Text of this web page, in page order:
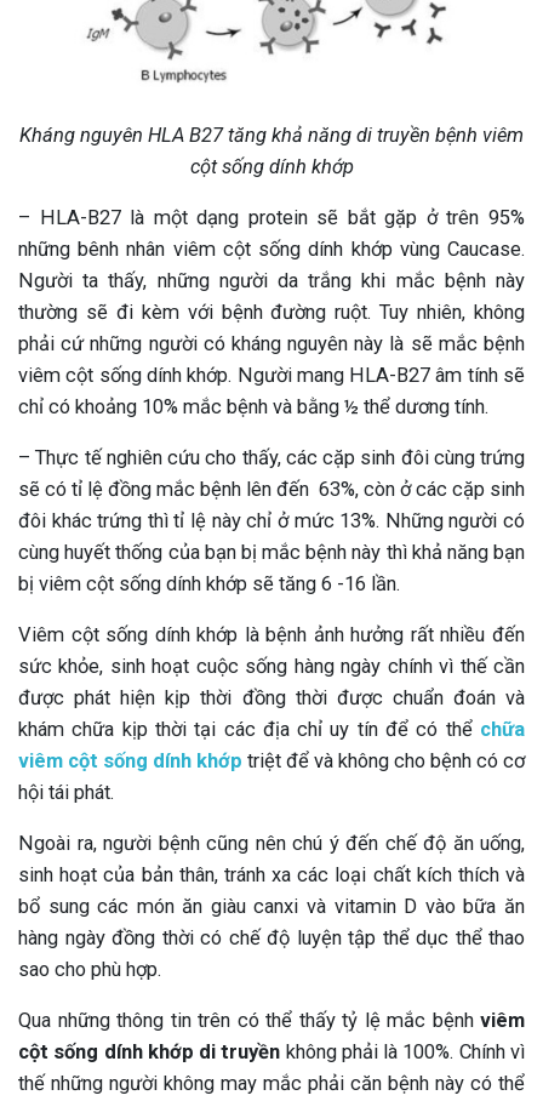
Kháng nguyên HLA B27 tăng khả năng di truyền bệnh viêm
cột sống dính khớp
– HLA-B27 là một dạng protein sẽ bắt gặp ở trên 95%
những bênh nhân viêm cột sống dính khớp vùng Caucase.
Người ta thấy, những người da trắng khi mắc bệnh này
thường sẽ đi kèm với bệnh đường ruột. Tuy nhiên, không
phải cứ những người có kháng nguyên này là sẽ mắc bệnh
viêm cột sống dính khớp. Người mang HLA-B27 âm tính sẽ
chỉ có khoảng 10% mắc bệnh và bằng ½ thể dương tính.
– Thực tế nghiên cứu cho thấy, các cặp sinh đôi cùng trứng
sẽ có tỉ lệ đồng mắc bệnh lên đến 63%, còn ở các cặp sinh
đôi khác trứng thì tỉ lệ này chỉ ở mức 13%. Những người có
cùng huyết thống của bạn bị mắc bệnh này thì khả năng bạn
bị viêm cột sống dính khớp sẽ tăng 6 -16 lần.
Viêm cột sống dính khớp là bệnh ảnh hưởng rất nhiều đến
sức khỏe, sinh hoạt cuộc sống hàng ngày chính vì thế cần
được phát hiện kịp thời đồng thời được chuẩn đoán và
khám chữa kịp thời tại các địa chỉ uy tín để có thể chữa
viêm cột sống dính khớp triệt để và không cho bệnh có cơ
hội tái phát.
Ngoài ra, người bệnh cũng nên chú ý đến chế độ ăn uống,
sinh hoạt của bản thân, tránh xa các loại chất kích thích và
bổ sung các món ăn giàu canxi và vitamin D vào bữa ăn
hàng ngày đồng thời có chế độ luyện tập thể dục thể thao
sao cho phù hợp.
Qua những thông tin trên có thể thấy tỷ lệ mắc bệnh viêm
cột sống dính khớp di truyền không phải là 100%. Chính vì
thế những người không may mắc phải căn bệnh này có thể